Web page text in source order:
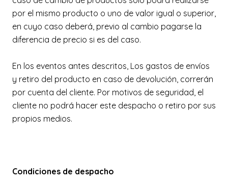
por el mismo producto o uno de valor igual o superior,
en cuyo caso deberá, previo al cambio pagarse la
diferencia de precio si es del caso.
En los eventos antes descritos, Los gastos de envíos
y retiro del producto en caso de devolución, correrán
por cuenta del cliente. Por motivos de seguridad, el
cliente no podrá hacer este despacho o retiro por sus
propios medios.
Condiciones de despacho